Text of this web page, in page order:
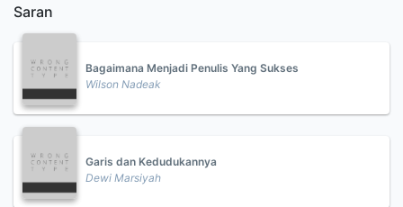
Saran
Bagaimana Menjadi Penulis Yang Sukses
Wilson Nadeak
Garis dan Kedudukannya
Dewi Marsiyah